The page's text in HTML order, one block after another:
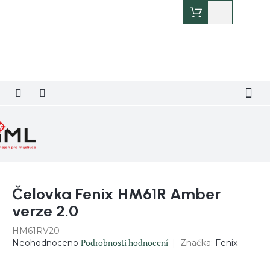
košík
Čelovka Fenix HM61R Amber
verze 2.0
HM61RV20
Průměrné
Neohodnoceno Podrobnosti hodnocení Značka: Fenix